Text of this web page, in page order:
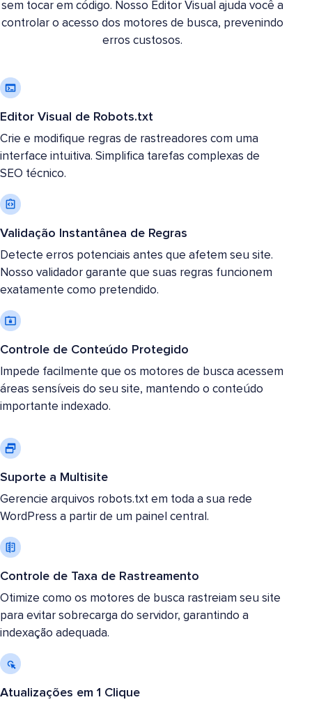
sem tocar em código. Nosso Editor Visual ajuda você a
controlar o acesso dos motores de busca, prevenindo
erros custosos.
Editor Visual de Robots.txt
Crie e modifique regras de rastreadores com uma
interface intuitiva. Simplifica tarefas complexas de
SEO técnico.
Validação Instantânea de Regras
Detecte erros potenciais antes que afetem seu site.
Nosso validador garante que suas regras funcionem
exatamente como pretendido.
Controle de Conteúdo Protegido
Impede facilmente que os motores de busca acessem
áreas sensíveis do seu site, mantendo o conteúdo
importante indexado.
Suporte a Multisite
Gerencie arquivos robots.txt em toda a sua rede
WordPress a partir de um painel central.
Controle de Taxa de Rastreamento
Otimize como os motores de busca rastreiam seu site
para evitar sobrecarga do servidor, garantindo a
indexação adequada.
Atualizações em 1 Clique